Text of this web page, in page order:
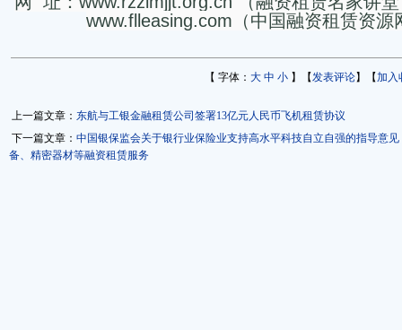
www.flleasing.com （中国融资租赁资源
【 字体： 大 中 小 】【发表评论】【加入
上一篇文章： 东航与工银金融租赁公司签署13亿元人民币飞机租赁协议
下一篇文章： 中国银保监会关于银行业保险业支持高水平科技自立自强的指导意
备、精密器材等融资租赁服务